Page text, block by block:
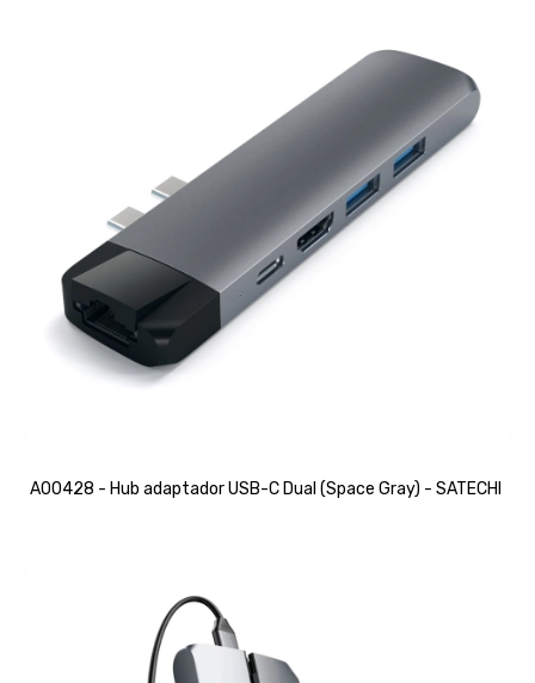
A00428 - Hub adaptador USB-C Dual (Space Gray) - SATECHI